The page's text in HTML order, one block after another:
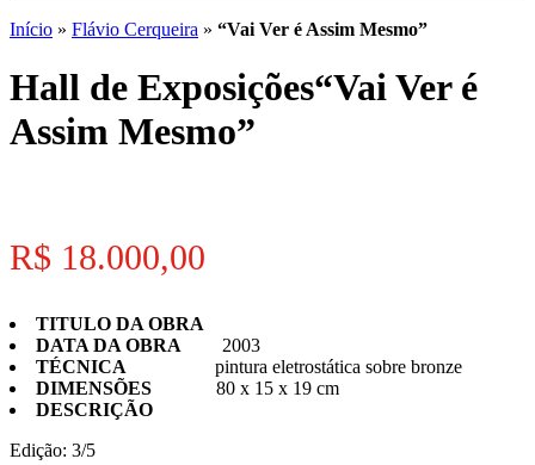
Início » Flávio Cerqueira » “Vai Ver é Assim Mesmo”
Hall de Exposições“Vai Ver é
Assim Mesmo”
R$ 18.000,00
TITULO DA OBRA
DATA DA OBRA
2003
TÉCNICA
pintura eletrostática sobre bronze
DIMENSÕES
80 x 15 x 19 cm
DESCRIÇÃO
Edição: 3/5